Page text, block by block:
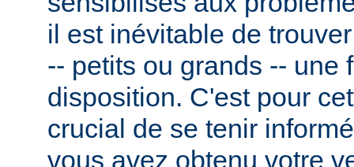
il est inévitable de
-- petits ou grands -- une
disposition. C'est pour
crucial de se tenir
vous avez obtenu votre